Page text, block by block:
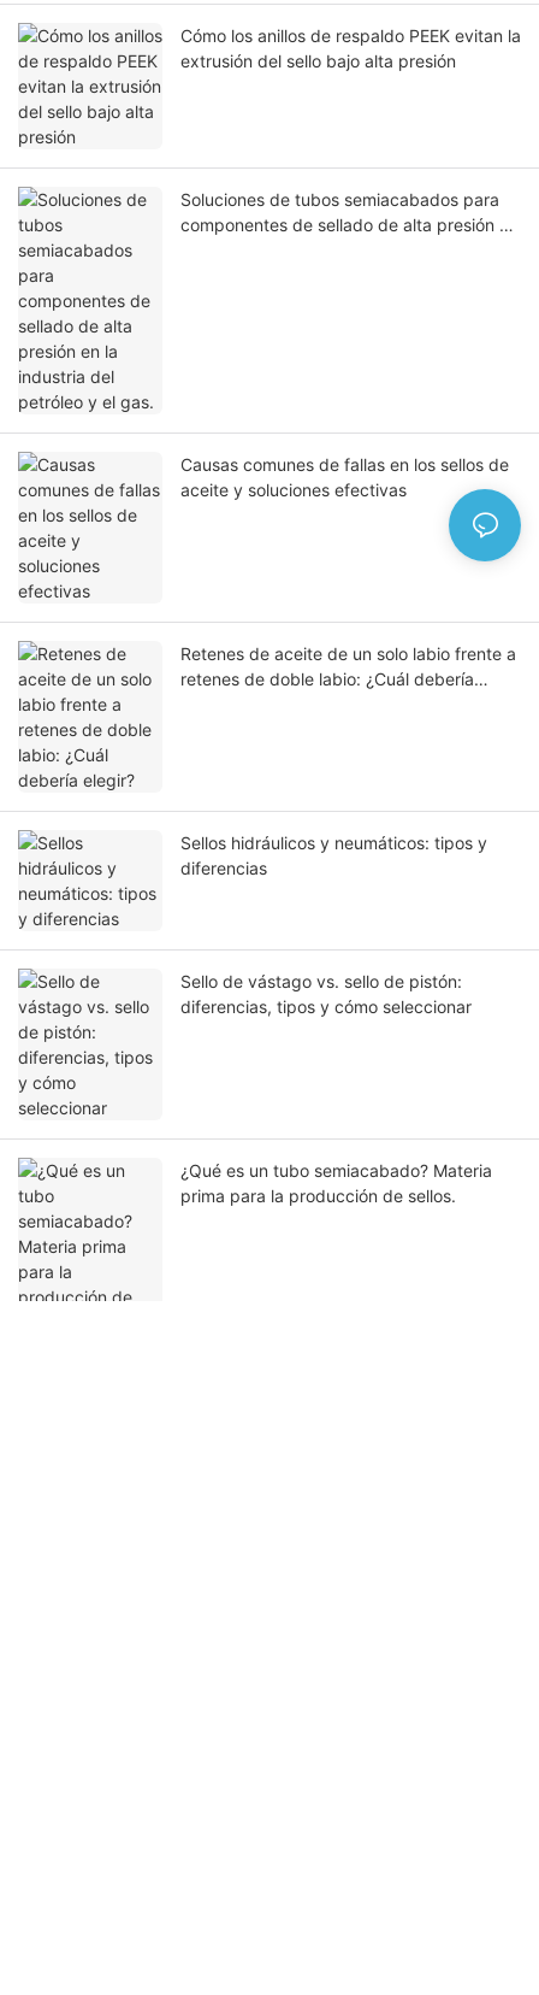
Cómo los anillos de respaldo PEEK evitan la
extrusión del sello bajo alta presión
Soluciones de tubos semiacabados para
componentes de sellado de alta presión en
Causas comunes de fallas en los sellos de
aceite y soluciones efectivas
Retenes de aceite de un solo labio frente a
retenes de doble labio: ¿Cuál debería
Sellos hidráulicos y neumáticos: tipos y
diferencias
Sello de vástago vs. sello de pistón:
diferencias, tipos y cómo seleccionar
¿Qué es un tubo semiacabado? Materia
prima para la producción de sellos.